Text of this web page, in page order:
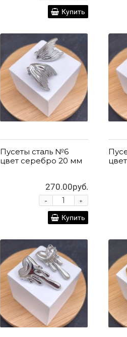
Купить
Пусеты сталь №6
цвет серебро 20 мм
270.00руб.
+
-
Купить